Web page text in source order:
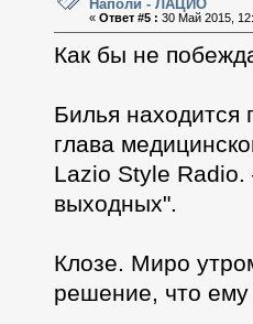
Наполи - ЛАЦИО
«Ответ #5 : 30 Май 2015,
Как бы не
Билья
глава
Lazio Style
выходных".
Клозе. Миро
решение, что ему